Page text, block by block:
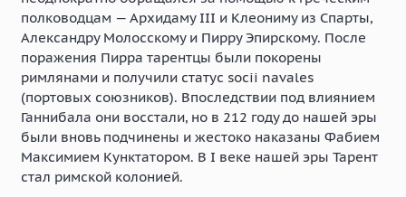
полководцам — Архидаму III и Клеониму из Спарты,
Александру Молосскому и Пирру Эпирскому. После
поражения Пирра тарентцы были покорены
римлянами и получили статус socii navales
(портовых союзников). Впоследствии под влиянием
Ганнибала они восстали, но в 212 году до нашей эры
были вновь подчинены и жестоко наказаны Фабием
Максимием Кунктатором. В I веке нашей эры Тарент
стал римской колонией.